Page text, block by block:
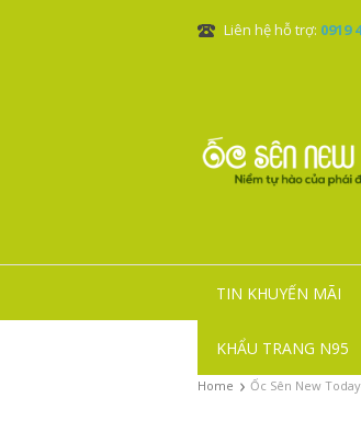
Liên hệ hỗ trợ: 0919
TIN KHUYẾN MÃI
KHẨU TRANG N95
Home › Ốc Sên New